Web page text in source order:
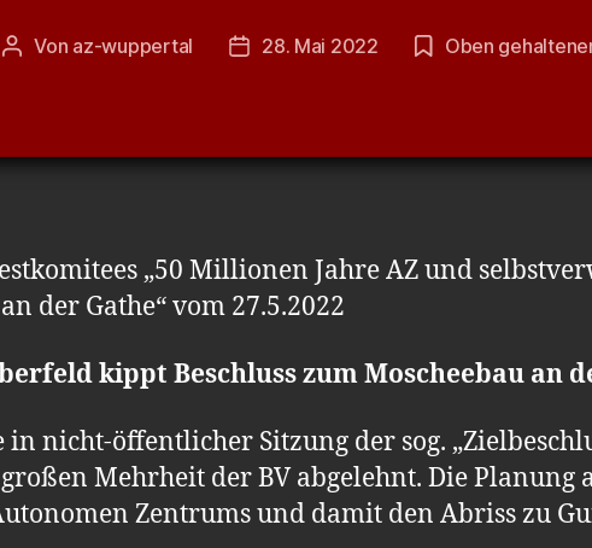
Beitragsautor
Von az-wuppertal Veröffentlichungsdatum
28. Mai 2022 Oben
„50 Millionen Jahre AZ und
der Gathe“ vom 27.5.2022
kippt Beschluss zum Moscheebau an
nicht-öffentlicher Sitzung der sog.
Mehrheit der BV abgelehnt. Die Planung
Zentrums und damit den Abriss zu